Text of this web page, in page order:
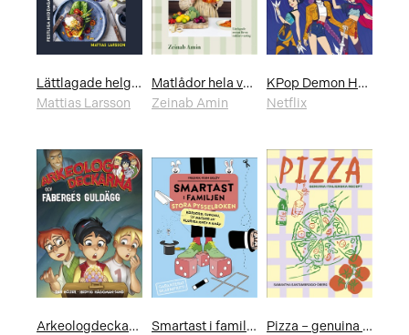
Lättlagade helgmenyer
Mattias Larsson
Matlådor hela veckan
Zeinab Amin
KPop Demon Hunters: Den officiella deluxe-målarboken
Netflix
Arkeologdeckarna och Fabergés guldägg
Smartast i familjen – Stora pysselboken Pizza – genuina italienska recept